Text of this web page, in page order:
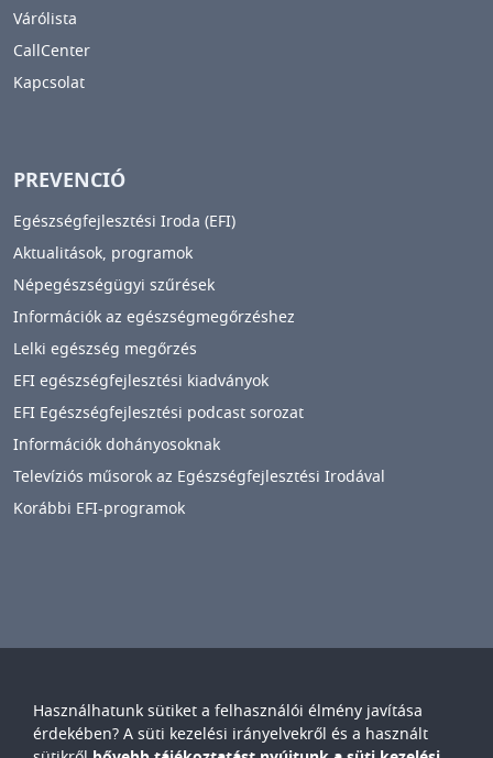
Használhatunk sütiket a felhasználói élmény javítása
érdekében? A süti kezelési irányelvekről és a használt
Várólista
CallCenter
Kapcsolat
PREVENCIÓ
Egészségfejlesztési Iroda (EFI)
Aktualitások, programok
Népegészségügyi szűrések
Információk az egészségmegőrzéshez
Lelki egészség megőrzés
EFI egészségfejlesztési kiadványok
EFI Egészségfejlesztési podcast sorozat
Információk dohányosoknak
Televíziós műsorok az Egészségfejlesztési Irodával
Korábbi EFI-programok
Győr-Moson-Sopron Vármegyei
Petz Aladár
Egyetemi Oktató Kórház